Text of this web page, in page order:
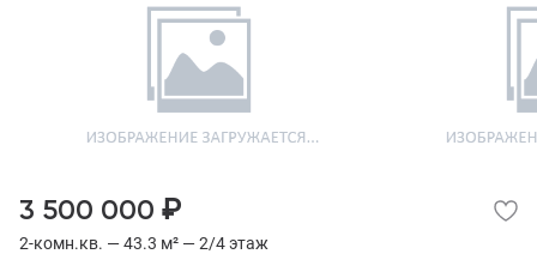
2-комн.кв. — 43.3 м² — 2/4 этаж
3 500 000 ₽